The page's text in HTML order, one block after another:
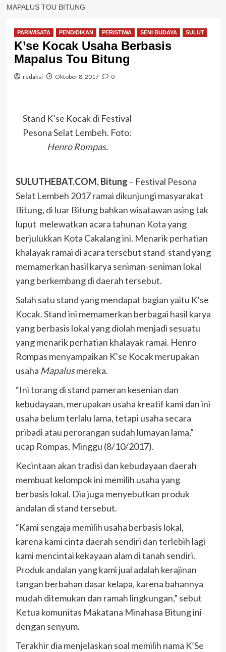
MAPALUS TOU BITUNG
PARIWISATA PENDIDIKAN PERISTIWA SENI BUDAYA SULUT
K’se Kocak Usaha Berbasis
Mapalus Tou Bitung
redaksi Oktober 8, 2017 0
Stand K’se Kocak di Festival
Pesona Selat Lembeh. Foto:
Henro Rompas.
SULUTHEBAT.COM, Bitung – Festival Pesona
Selat Lembeh 2017 ramai dikunjungi masyarakat
Bitung, di luar Bitung bahkan wisatawan asing tak
luput melewatkan acara tahunan Kota yang
berjulukkan Kota Cakalang ini. Menarik perhatian
khalayak ramai di acara tersebut stand-stand yang
memamerkan hasil karya seniman-seniman lokal
yang berkembang di daerah tersebut.
Salah satu stand yang mendapat bagian yaitu K’se
Kocak. Stand ini memamerkan berbagai hasil karya
yang berbasis lokal yang diolah menjadi sesuatu
yang menarik perhatian khalayak ramai. Henro
Rompas menyampaikan K’se Kocak merupakan
usaha Mapalusmereka.
“Ini torang di stand pameran kesenian dan
kebudayaan, merupakan usaha kreatif kami dan ini
usaha belum terlalu lama, tetapi usaha secara
pribadi atau perorangan sudah lumayan lama,”
ucap Rompas, Minggu (8/10/2017).
Kecintaan akan tradisi dan kebudayaan daerah
membuat kelompok ini memilih usaha yang
berbasis lokal. Dia juga menyebutkan produk
andalan di stand tersebut.
“Kami sengaja memilih usaha berbasis lokal,
karena kami cinta daerah sendiri dan terlebih lagi
kami mencintai kekayaan alam di tanah sendiri.
Produk andalan yang kami jual adalah kerajinan
tangan berbahan dasar kelapa, karena bahannya
mudah ditemukan dan ramah lingkungan,” sebut
Ketua komunitas Makatana Minahasa Bitung ini
dengan senyum.
Terakhir dia menjelaskan soal memilih nama K’Se